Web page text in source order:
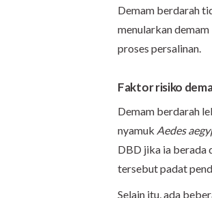
Demam berdarah
menularkan
proses persalinan.
Faktor risiko
Demam berdarah
nyamuk Aedes
DBD jika ia berada
tersebut padat
Selain itu, ada